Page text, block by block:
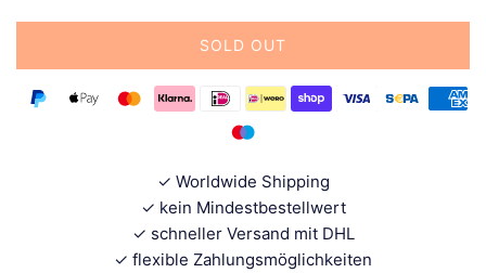
SOLD OUT
✓ Worldwide Shipping
✓ kein Mindestbestellwert
✓ schneller Versand mit DHL
✓ flexible Zahlungsmöglichkeiten